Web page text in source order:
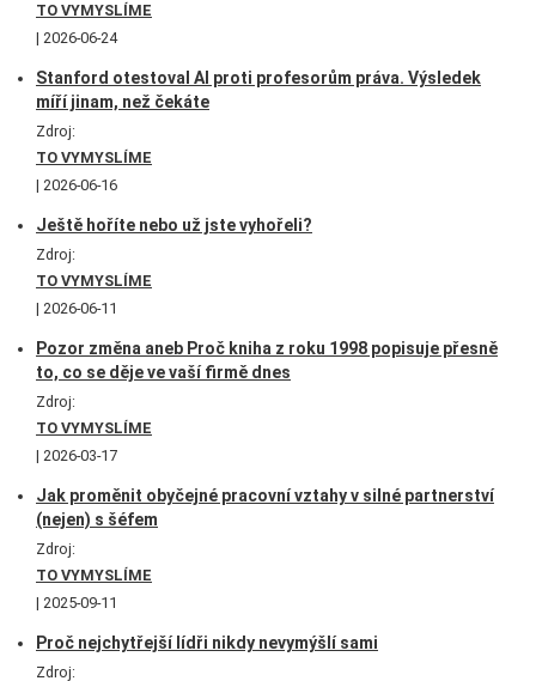
TO VYMYSLÍME
2026-06-24
Stanford otestoval AI proti profesorům práva. Výsledek
míří jinam, než čekáte
Zdroj:
TO VYMYSLÍME
2026-06-16
Ještě hoříte nebo už jste vyhořeli?
Zdroj:
TO VYMYSLÍME
2026-06-11
Pozor změna aneb Proč kniha z roku 1998 popisuje přesně
to, co se děje ve vaší firmě dnes
Zdroj:
TO VYMYSLÍME
2026-03-17
Jak proměnit obyčejné pracovní vztahy v silné partnerství
(nejen) s šéfem
Zdroj:
TO VYMYSLÍME
2025-09-11
Proč nejchytřejší lídři nikdy nevymýšlí sami
Zdroj: